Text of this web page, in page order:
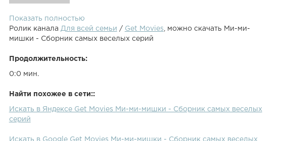
Показать полностью
Ролик канала Для всей семьи / Get Movies, можно скачать Ми-ми-
мишки - Сборник самых веселых серий
Продолжительность:
0:0 мин.
Найти похожее в сети::
Искать в Яндексе Get Movies Ми-ми-мишки - Сборник самых веселых
серий
Искать в Google Get Movies Ми-ми-мишки - Сборник самых веселых